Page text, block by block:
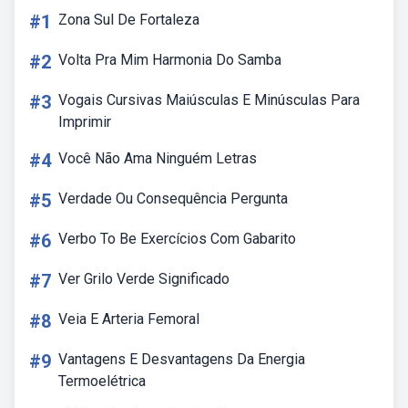
#1 Zona Sul De Fortaleza
#2 Volta Pra Mim Harmonia Do Samba
#3 Vogais Cursivas Maiúsculas E Minúsculas Para
Imprimir
#4 Você Não Ama Ninguém Letras
#5 Verdade Ou Consequência Pergunta
#6 Verbo To Be Exercícios Com Gabarito
#7 Ver Grilo Verde Significado
#8 Veia E Arteria Femoral
#9 Vantagens E Desvantagens Da Energia
Termoelétrica